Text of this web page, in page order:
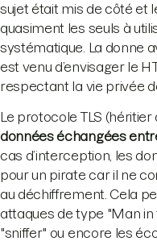
sujet était mis de côté et
quasiment les seuls à
systématique. La donne
est venu d’envisager le
respectant la vie privée
Le protocole TLS (héritier
données échangées
cas d’interception, les
pour un pirate car il ne
au déchiffrement. Cela
attaques de type "Man in
"sniffer" ou encore les